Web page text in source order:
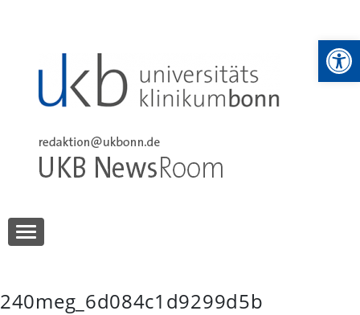
UKB NewsRoom
240meg_6d084c1d9299d5b